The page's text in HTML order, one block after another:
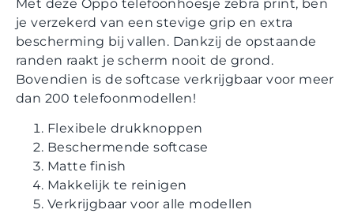
Met deze Oppo telefoonhoesje zebra print, ben
je verzekerd van een stevige grip en extra
bescherming bij vallen. Dankzij de opstaande
randen raakt je scherm nooit de grond.
Bovendien is de softcase verkrijgbaar voor meer
dan 200 telefoonmodellen!
Flexibele drukknoppen
Beschermende softcase
Matte finish
Makkelijk te reinigen
Verkrijgbaar voor alle modellen